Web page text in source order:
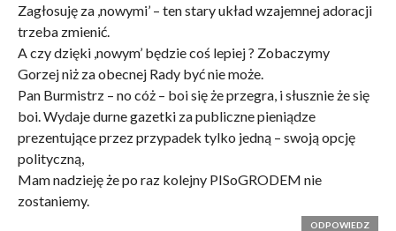
Zagłosuję za ,nowymi’ – ten stary układ wzajemnej adoracji
trzeba zmienić.
A czy dzięki ,nowym’ będzie coś lepiej ? Zobaczymy
Gorzej niż za obecnej Rady być nie może.
Pan Burmistrz – no cóż – boi się że przegra, i słusznie że się
boi. Wydaje durne gazetki za publiczne pieniądze
prezentujące przez przypadek tylko jedną – swoją opcję
polityczną,
Mam nadzieję że po raz kolejny PISoGRODEM nie
zostaniemy.
ODPOWIEDZ